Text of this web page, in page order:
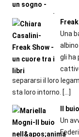
Una
gli ha
separarsi il loro
sta loro intorno. […]
Il
Un